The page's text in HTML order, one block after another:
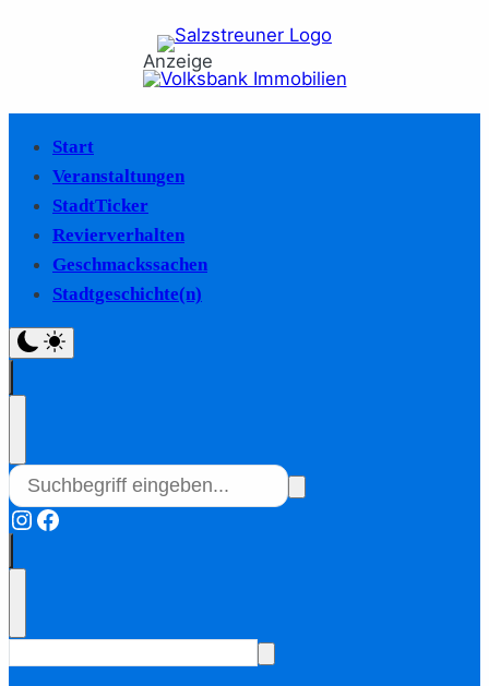
Anzeige
Start
Veranstaltungen
StadtTicker
Revierverhalten
Geschmackssachen
Stadtgeschichte(n)
Instagram
Facebook